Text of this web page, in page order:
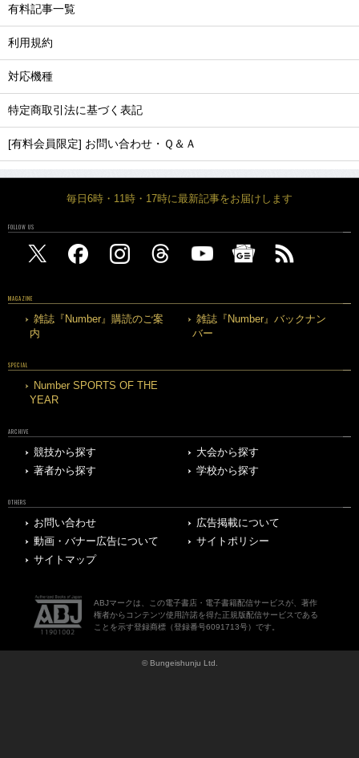
有料記事一覧
利用規約
対応機種
特定商取引法に基づく表記
[有料会員限定] お問い合わせ・Ｑ＆Ａ
毎日6時・11時・17時に最新記事をお届けします
FOLLOW US
MAGAZINE
雑誌『Number』購読のご案
内
雑誌『Number』バックナン
バー
SPECIAL
Number SPORTS OF THE
YEAR
ARCHIVE
競技から探す
大会から探す
著者から探す
学校から探す
OTHERS
お問い合わせ
広告掲載について
動画・バナー広告について
サイトポリシー
サイトマップ
ABJマークは、この電子書店・電子書籍配信サービスが、著作
権者からコンテンツ使用許諾を得た正規版配信サービスである
ことを示す登録商標（登録番号6091713号）です。
© Bungeishunju Ltd.